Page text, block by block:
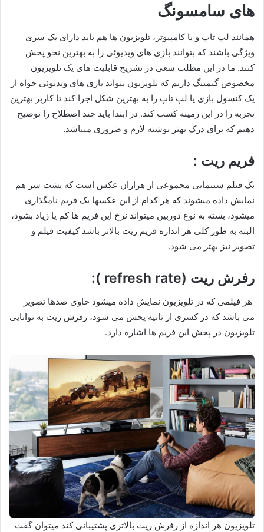
های سامسونگ
همانند لپ تاپ و یا کامپیوتر، تلویزیون ها هم باید دارای یک سری
ویژگی باشند که بتوانند بازی های ویدیوئی را به بهترین نحو پخش
کنند. ما در این مطلب سعی در تشریح قابلیت های یک تلویزیون
مخصوص گیمینگ داریم که تلویزیون بتواند بازی های ویدیوئی خواه از
یک کنسول بازی یا لپ تاپ را به بهترین شکل اجرا کند تا کاربر بهترین
تجربه را در این زمینه کسب کند. در ابتدا باید چند اصطلاح را توضیح
دهیم که برای درک بهتر نوشته لازم و ضروری میباشد.
فریم ریت :
یک فیلم سینمایی مجموعی از هزاران عکس است که پشت سر هم
نمایش داده میشوند که هر کدام از این عکسها یک فریم نامگذاری
میشود، بسته به نوع دوربین میتواند نرخ این فریم ها کم یا زیاد بشود،
البته به طور کلی هر اندازه فریم ریت بالاتر باشد کیفیت فیلم و
تصویر نیز بهتر می شود.
رفرش ریت (refresh rate ):
هر فیلمی که در تلویزیون نمایش داده میشود حاوی صدها تصویر
می باشد که در کسری از ثانیه پخش می شود، رفرش ریت به توانایی
تلویزیون در پخش این فریم ها اشاره دارد.
تلویزیون هر اندازه از رفرش ریت بالاتری پشتیبانی کند میتوان گفت